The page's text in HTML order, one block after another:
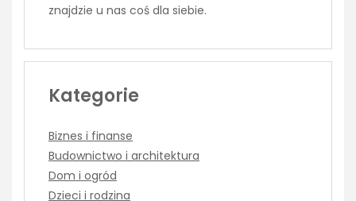
znajdzie u nas coś dla siebie.
Kategorie
Biznes i finanse
Budownictwo i architektura
Dom i ogród
Dzieci i rodzina